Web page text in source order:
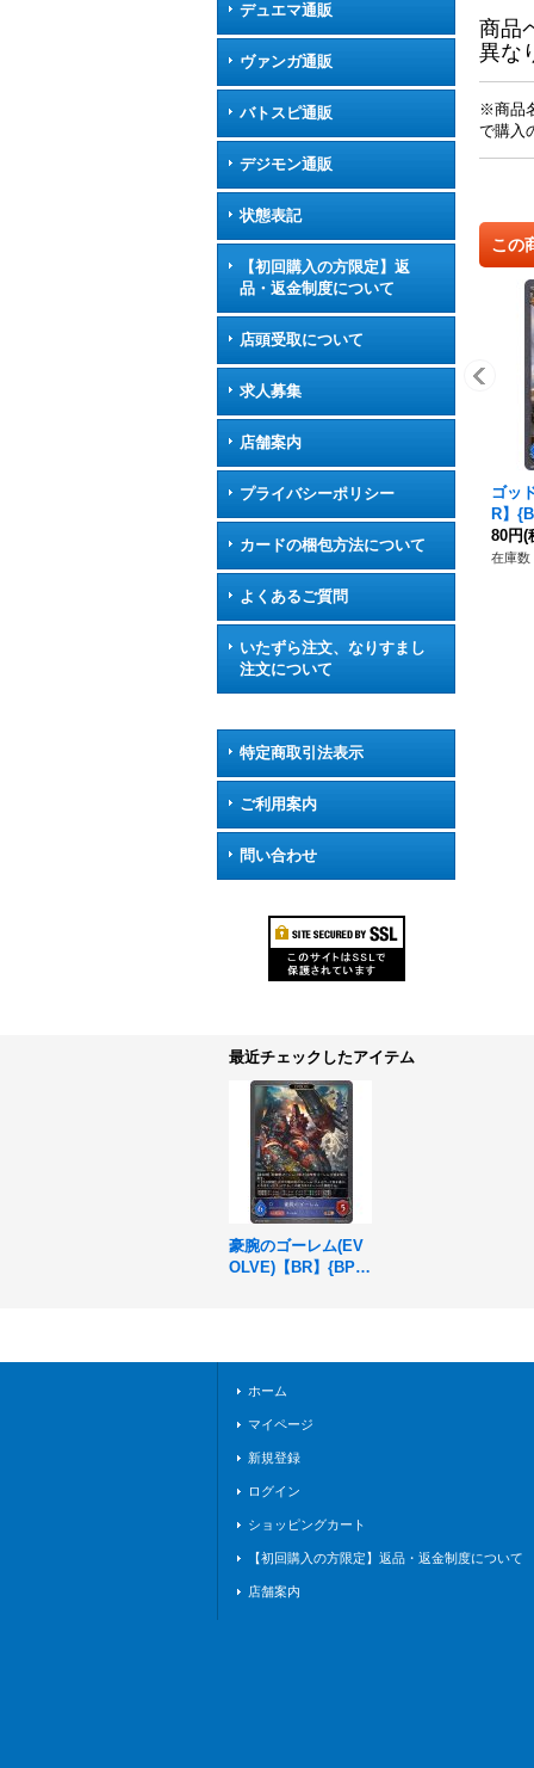
デュエマ通販
ヴァンガ通販
バトスピ通販
デジモン通販
状態表記
【初回購入の方限定】返
品・返金制度について
店頭受取について
求人募集
店舗案内
プライバシーポリシー
カードの梱包方法について
よくあるご質問
いたずら注文、なりすまし
注文について
特定商取引法表示
ご利用案内
問い合わせ
商品
異な
※商品
で購入
この
ゴッ
R】
80円(
在庫数
最近チェックしたアイテム
豪腕のゴーレム(EV
OLVE)【BR】{BP12
ホーム
マイページ
新規登録
ログイン
ショッピングカート
【初回購入の方限定】返品・返金制度について
店舗案内